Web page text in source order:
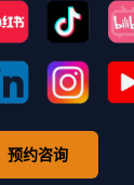
预约咨询